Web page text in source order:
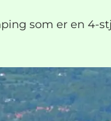
som er en 4-